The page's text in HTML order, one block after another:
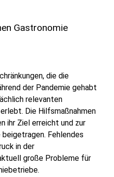
Gastronomie
die die
der Pandemie gehabt
relevanten
Die Hilfsmaßnahmen
ihr Ziel erreicht und zur
Fehlendes
in der
große Probleme für